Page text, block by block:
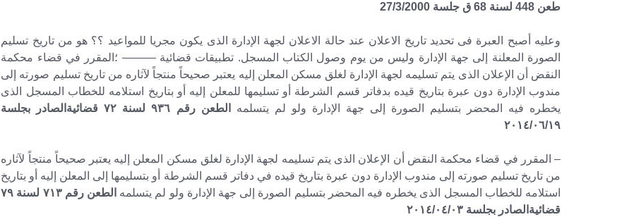
طعن 448 لسنة 68 ق جلسة 27/3/2000
وعليه أصبح العبرة فى تحديد تاريخ الاعلان عند حالة الاعلان لجهة الإدارة الذى يكون مجريا للمواعيد ؟؟ هو من تاريخ تسليم
الصورة المعلنة إلى جهة الإدارة وليس من يوم وصول الكتاب المسجل. تطبيقات قضائية ——— ؛المقرر في قضاء محكمة
النقض أن الإعلان الذى يتم تسليمه لجهة الإدارة لغلق مسكن المعلن إليه يعتبر صحيحاً منتجاً لآثاره من تاريخ تسليم صورته إلى
مندوب الإدارة دون عبرة بتاريخ قيده بدفاتر قسم الشرطة أو تسليمها للمعلن إليه أو بتاريخ استلامه للخطاب المسجل الذى
يخطره فيه المحضر بتسليم الصورة إلى جهة الإدارة ولو لم يتسلمه
الطعن رقم ٩٣٦ لسنة ٧٢ قضائيةالصادر بجلسة
٢٠١٤/٠٦/١٩
– المقرر في قضاء محكمة النقض أن الإعلان الذى يتم تسليمه لجهة الإدارة لغلق مسكن المعلن إليه يعتبر صحيحاً منتجاً لآثاره
من تاريخ تسليم صورته إلى مندوب الإدارة دون عبرة بتاريخ قيده في دفاتر قسم الشرطة أو بتسليمها إلى المعلن إليه أو بتاريخ
استلامه للخطاب المسجل الذى يخطره فيه المحضر بتسليم الصورة إلى جهة الإدارة ولو لم يتسلمه
الطعن رقم ٧١٣ لسنة ٧٩
قضائيةالصادر بجلسة ٢٠١٤/٠٤/٠٣